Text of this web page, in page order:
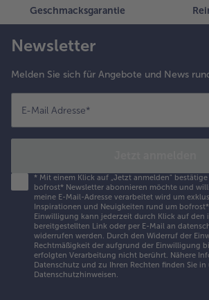
Geschmacksgarantie
Newsletter
Melden Sie sich für Angebote und News
E-Mail Adresse*
* Mit einem Klick auf „Jetzt anmelden"
bofrost* Newsletter abonnieren möchte und
meine E-Mail-Adresse verarbeitet wird um
Inspirationen und Neuigkeiten rund um
Einwilligung kann jederzeit durch Klick auf den
bereitgestellten Link oder per E-Mail an
widerrufen werden. Durch den Widerruf der
Rechtmäßigkeit der aufgrund der Einwilligung
erfolgten Verarbeitung nicht berührt. Nähere
Datenschutz und zu Ihren Rechten finden Sie in
Datenschutzhinweisen.